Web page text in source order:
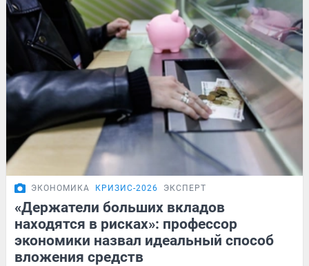
ЭКОНОМИКА КРИЗИС-2026 ЭКСПЕРТ
«Держатели больших вкладов
находятся в рисках»: профессор
экономики назвал идеальный способ
вложения средств